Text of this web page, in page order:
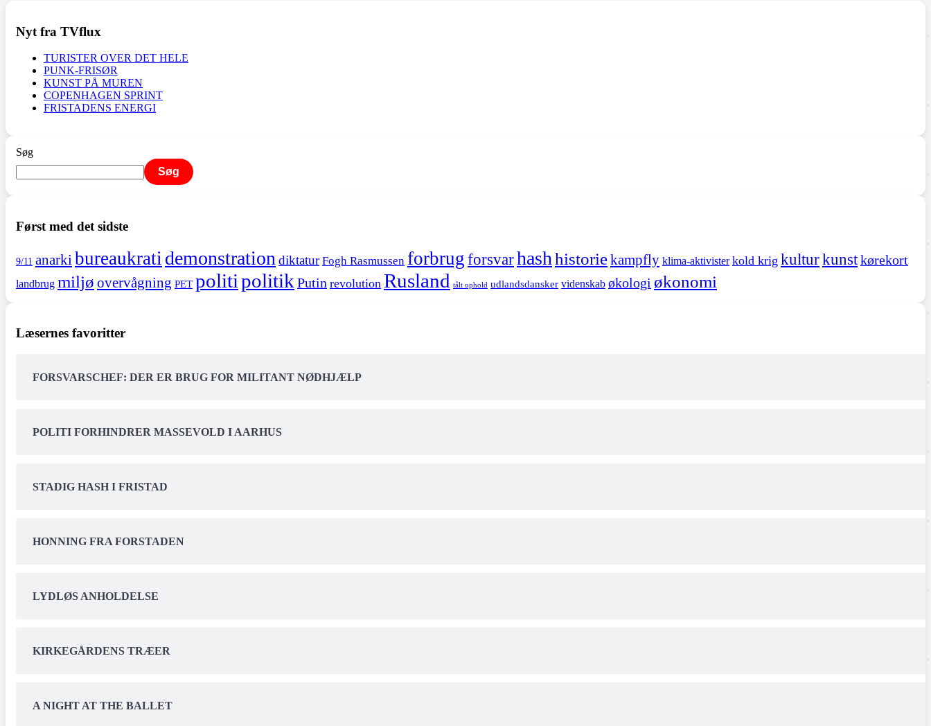
Nyt fra TVflux
TURISTER OVER DET HELE
PUNK-FRISØR
KUNST PÅ MUREN
COPENHAGEN SPRINT
FRISTADENS ENERGI
Søg
Søg
Først med det sidste
9/11 anarki bureaukrati demonstration diktatur Fogh Rasmussen forbrugforsvarhash historiekampfly klima-aktivister kold krig kulturkunstkørekort
landbrug miljø overvågning PET politipolitik Putin revolution Rusland tålt ophold udlandsdansker videnskab økologi økonomi
Læsernes favoritter
FORSVARSCHEF: DER ER BRUG FOR MILITANT NØDHJÆLP
POLITI FORHINDRER MASSEVOLD I AARHUS
STADIG HASH I FRISTAD
HONNING FRA FORSTADEN
LYDLØS ANHOLDELSE
KIRKEGÅRDENS TRÆER
A NIGHT AT THE BALLET